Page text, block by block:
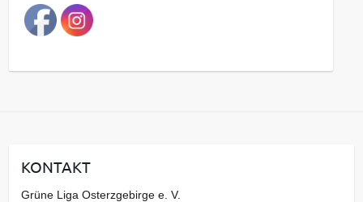
a
g
a
v
KONTAKT
Grüne Liga Osterzgebirge e. V.